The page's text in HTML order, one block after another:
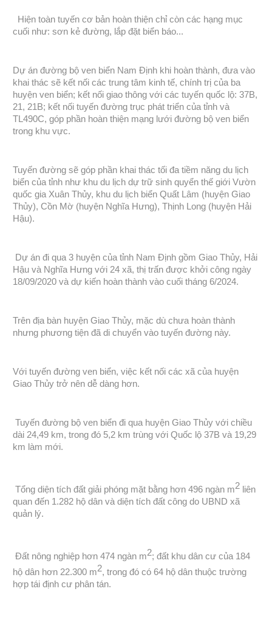
Hiện toàn tuyến cơ bản hoàn thiện chỉ còn các hạng mục
cuối như: sơn kẻ đường, lắp đặt biển báo...
Dự án đường bộ ven biển Nam Định khi hoàn thành, đưa vào
khai thác sẽ kết nối các trung tâm kinh tế, chính trị của ba
huyện ven biển; kết nối giao thông với các tuyến quốc lộ: 37B,
21, 21B; kết nối tuyến đường trục phát triển của tỉnh và
TL490C, góp phần hoàn thiện mạng lưới đường bộ ven biển
trong khu vực.
Tuyến đường sẽ góp phần khai thác tối đa tiềm năng du lịch
biển của tỉnh như khu du lịch dự trữ sinh quyển thế giới Vườn
quốc gia Xuân Thủy, khu du lịch biển Quất Lâm (huyện Giao
Thủy), Cồn Mờ (huyện Nghĩa Hưng), Thịnh Long (huyện Hải
Hậu).
Dự án đi qua 3 huyện của tỉnh Nam Định gồm Giao Thủy, Hải
Hậu và Nghĩa Hưng với 24 xã, thị trấn được khởi công ngày
18/09/2020 và dự kiến hoàn thành vào cuối tháng 6/2024.
Trên địa bàn huyện Giao Thủy, mặc dù chưa hoàn thành
nhưng phương tiện đã di chuyển vào tuyến đường này.
Với tuyến đường ven biển, việc kết nối các xã của huyện
Giao Thủy trở nên dễ dàng hơn.
Tuyến đường bộ ven biển đi qua huyện Giao Thủy với chiều
dài 24,49 km, trong đó 5,2 km trùng với Quốc lộ 37B và 19,29
km làm mới.
Tổng diện tích đất giải phóng mặt bằng hơn 496 ngàn m2 liên
quan đến 1.282 hộ dân và diện tích đất công do UBND xã
quản lý.
Đất nông nghiệp hơn 474 ngàn m2; đất khu dân cư của 184
hộ dân hơn 22.300 m2, trong đó có 64 hộ dân thuộc trường
hợp tái định cư phân tán.